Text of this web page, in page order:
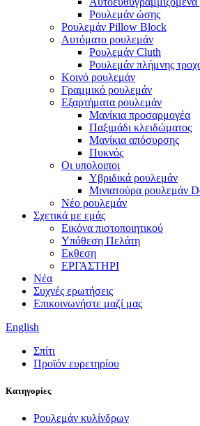
Ρουλεμάν ώσης
Ρουλεμάν Pillow Block
Αυτόματο ρουλεμάν
Ρουλεμάν Cluth
Ρουλεμάν πλήμνης
Κοινό ρουλεμάν
Γραμμικό ρουλεμάν
Εξαρτήματα ρουλεμάν
Μανίκια προσαρμογέα
Παξιμάδι κλειδώματος
Μανίκια απόσυρσης
Πυκνός
Οι υπολοιποι
Υβριδικά ρουλεμάν
Μινιατούρα ρουλεμάν
Νέο ρουλεμάν
Σχετικά με εμάς
Εικόνα πιστοποιητικού
Υπόθεση Πελάτη
Εκθεση
ΕΡΓΑΣΤΗΡΙ
Νέα
Συχνές ερωτήσεις
Επικοινωνήστε μαζί μας
English
Σπίτι
Προϊόν ευρετηρίου
Κατηγορίες
Ρουλεμάν κυλίνδρων